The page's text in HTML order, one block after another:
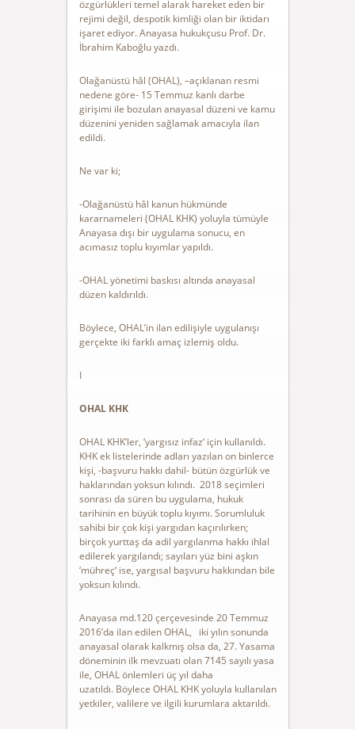
özgürlükleri temel alarak hareket eden bir
rejimi değil, despotik kimliği olan bir iktidarı
işaret ediyor. Anayasa hukukçusu Prof. Dr.
İbrahim Kaboğlu yazdı.
Olağanüstü hâl (OHAL), –açıklanan resmi
nedene göre- 15 Temmuz kanlı darbe
girişimi ile bozulan anayasal düzeni ve kamu
düzenini yeniden sağlamak amacıyla ilan
edildi.
Ne var ki;
-Olağanüstü hâl kanun hükmünde
kararnameleri (OHAL KHK) yoluyla tümüyle
Anayasa dışı bir uygulama sonucu, en
acımasız toplu kıyımlar yapıldı.
-OHAL yönetimi baskısı altında anayasal
düzen kaldırıldı.
Böylece, OHAL’in ilan edilişiyle uygulanışı
gerçekte iki farklı amaç izlemiş oldu.
I
OHAL KHK
OHAL KHK’ler, ‘yargısız infaz‘ için kullanıldı.
KHK ek listelerinde adları yazılan on binlerce
kişi, -başvuru hakkı dahil- bütün özgürlük ve
haklarından yoksun kılındı. 2018 seçimleri
sonrası da süren bu uygulama, hukuk
tarihinin en büyük toplu kıyımı. Sorumluluk
sahibi bir çok kişi yargıdan kaçırılırken;
birçok yurttaş da adil yargılanma hakkı ihlal
edilerek yargılandı; sayıları yüz bini aşkın
‘mühreç‘ ise, yargısal başvuru hakkından bile
yoksun kılındı.
Anayasa md.120 çerçevesinde 20 Temmuz
2016’da ilan edilen OHAL, iki yılın sonunda
anayasal olarak kalkmış olsa da, 27. Yasama
döneminin ilk mevzuatı olan 7145 sayılı yasa
ile, OHAL önlemleri üç yıl daha
uzatıldı. Böylece OHAL KHK yoluyla kullanılan
yetkiler, valilere ve ilgili kurumlara aktarıldı.